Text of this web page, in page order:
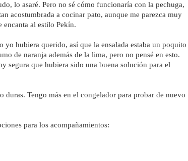
lo asaré. Pero no sé cómo funcionaría con la pechuga,
acostumbrada a cocinar pato, aunque me parezca muy
al estilo Pekín.
yo hubiera querido, así que la ensalada estaba un poquito
de naranja además de la lima, pero no pensé en esto.
segura que hubiera sido una buena solución para el
duras. Tengo más en el congelador para probar de nuevo
para los acompañamientos: